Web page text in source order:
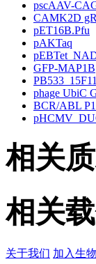
pscAAV-
CAMK2D
pET16B.Pfu
pAKTaq
GFP-MAP1B
phage UbiC
BCR/ABL
相关
相关
关于我们 加入生